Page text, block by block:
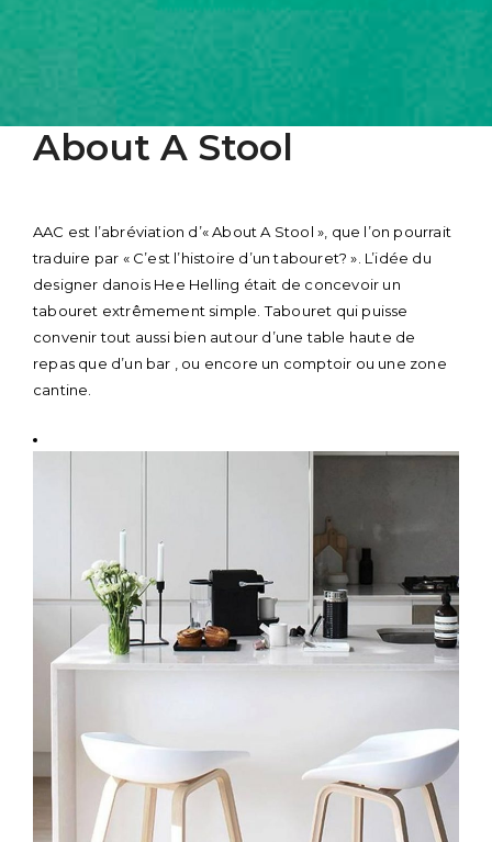
About A Stool
AAC est l’abréviation d’« About A Stool », que l’on pourrait
traduire par « C’est l’histoire d’un tabouret? ». L’idée du
designer danois Hee Helling était de concevoir un
tabouret extrêmement simple. Tabouret qui puisse
convenir tout aussi bien autour d’une table haute de
repas que d’un bar , ou encore un comptoir ou une zone
cantine.